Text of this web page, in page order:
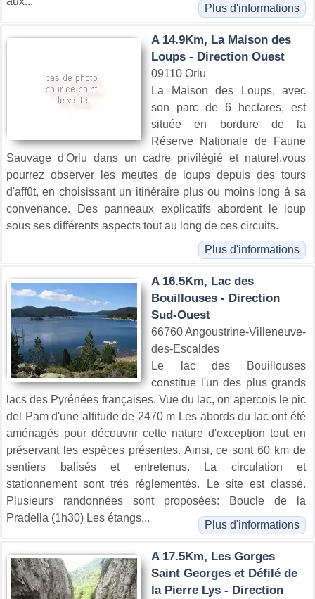
Plus d'informations
A 14.9Km, La Maison des
Loups - Direction Ouest
09110 Orlu
La Maison des Loups, avec
son parc de 6 hectares, est
située en bordure de la
Réserve Nationale de Faune
Sauvage d'Orlu dans un cadre privilégié et naturel.vous
pourrez observer les meutes de loups depuis des tours
d'affût, en choisissant un itinéraire plus ou moins long à sa
convenance. Des panneaux explicatifs abordent le loup
sous ses différents aspects tout au long de ces circuits.
Plus d'informations
A 16.5Km, Lac des
Bouillouses - Direction
Sud-Ouest
66760 Angoustrine-Villeneuve-
des-Escaldes
Le lac des Bouillouses
constitue l'un des plus grands
lacs des Pyrénées françaises. Vue du lac, on apercois le pic
del Pam d'une altitude de 2470 m Les abords du lac ont été
aménagés pour découvrir cette nature d'exception tout en
préservant les espèces présentes. Ainsi, ce sont 60 km de
sentiers balisés et entretenus. La circulation et
stationnement sont trés réglementés. Le site est classé.
Plusieurs randonnées sont proposées: Boucle de la
Pradella (1h30) Les étangs...
Plus d'informations
A 17.5Km, Les Gorges
Saint Georges et Défilé de
la Pierre Lys - Direction